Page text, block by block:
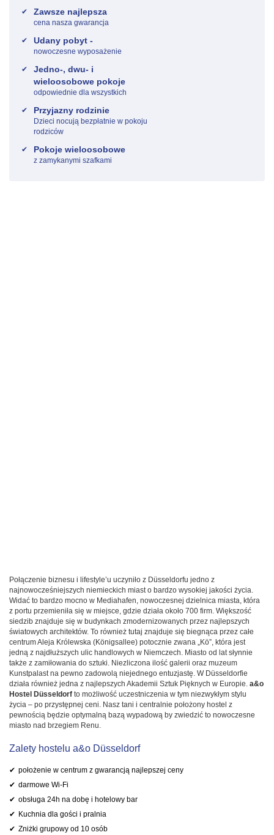
Zawsze najlepsza
cena nasza gwarancja
Udany pobyt -
nowoczesne wyposażenie
Jedno-, dwu- i
wieloosobowe pokoje
odpowiednie dla wszystkich
Przyjazny rodzinie
Dzieci nocują bezpłatnie w pokoju
rodziców
Pokoje wieloosobowe
z zamykanymi szafkami
Połączenie biznesu i lifestyle’u uczyniło z Düsseldorfu jedno z
najnowocześniejszych niemieckich miast o bardzo wysokiej jakości życia.
Widać to bardzo mocno w Mediahafen, nowoczesnej dzielnica miasta, która
z portu przemieniła się w miejsce, gdzie działa około 700 firm. Większość
siedzib znajduje się w budynkach zmodernizowanych przez najlepszych
światowych architektów. To również tutaj znajduje się biegnąca przez całe
centrum Aleja Królewska (Königsallee) potocznie zwana „Kö”, która jest
jedną z najdłuższych ulic handlowych w Niemczech. Miasto od lat słynnie
także z zamiłowania do sztuki. Niezliczona ilość galerii oraz muzeum
Kunstpalast na pewno zadowolą niejednego entuzjastę. W Düsseldorfie
działa również jedna z najlepszych Akademii Sztuk Pięknych w Europie. a&o
Hostel Düsseldorf to możliwość uczestniczenia w tym niezwykłym stylu
życia – po przystępnej ceni. Nasz tani i centralnie położony hostel z
pewnością będzie optymalną bazą wypadową by zwiedzić to nowoczesne
miasto nad brzegiem Renu.
Zalety hostelu a&o Düsseldorf
położenie w centrum z gwarancją najlepszej ceny
darmowe Wi-Fi
obsługa 24h na dobę i hotelowy bar
Kuchnia dla gości i pralnia
Zniżki grupowy od 10 osób